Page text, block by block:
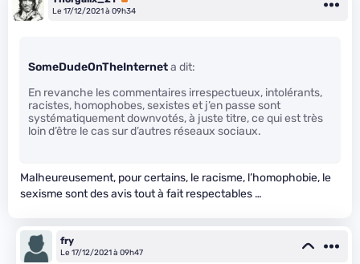
Le 17/12/2021 à 09h34
SomeDudeOnTheInterneta dit:
En revanche les commentaires irrespectueux, intolérants,
racistes, homophobes, sexistes et j’en passe sont
systématiquement downvotés, à juste titre, ce qui est très
loin d’être le cas sur d’autres réseaux sociaux.
Malheureusement, pour certains, le racisme, l’homophobie, le
sexisme sont des avis tout à fait respectables …
fry
Le 17/12/2021 à 09h47